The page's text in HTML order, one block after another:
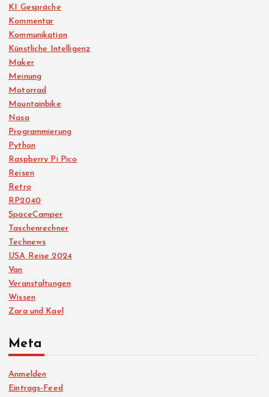
KI Gespräche
Kommentar
Kommunikation
Künstliche Intelligenz
Maker
Meinung
Motorrad
Mountainbike
Nasa
Programmierung
Python
Raspberry Pi Pico
Reisen
Retro
RP2040
SpaceCamper
Taschenrechner
Technews
USA Reise 2024
Van
Veranstaltungen
Wissen
Zara und Kael
Meta
Anmelden
Eintrags-Feed